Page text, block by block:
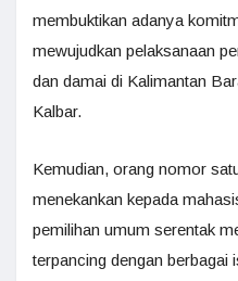
membuktikan adanya
mewujudkan pelaksanaan
dan damai di Kalimantan
Kalbar.
Kemudian, orang nomor
menekankan kepada
pemilihan umum serentak
terpancing dengan